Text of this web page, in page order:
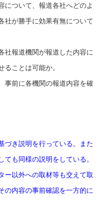
について、報道各社へどのよ
社が勝手に効果有無について
社報道機関が報道した内容に
ことは可能か。
事前に各機関の報道内容を確
づき説明を行っている。また
も同様の説明をしている。
ー以外への取材等も交えて取
の内容の事前確認を一方的に